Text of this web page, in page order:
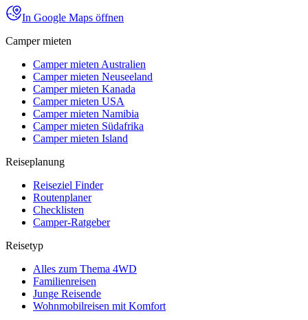
In Google Maps öffnen
Camper mieten
Camper mieten Australien
Camper mieten Neuseeland
Camper mieten Kanada
Camper mieten USA
Camper mieten Namibia
Camper mieten Südafrika
Camper mieten Island
Reiseplanung
Reiseziel Finder
Routenplaner
Checklisten
Camper-Ratgeber
Reisetyp
Alles zum Thema 4WD
Familienreisen
Junge Reisende
Wohnmobilreisen mit Komfort